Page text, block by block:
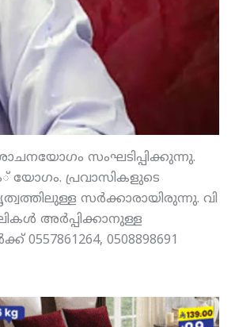
സംഘടിപ്പിക്കുന്നു.
യോഗം. പ്രവാസികളുടെ
സര്‍ക്കാരായിരുന്നു. വി
അര്‍പ്പിക്കാനുള്ള
0508898691